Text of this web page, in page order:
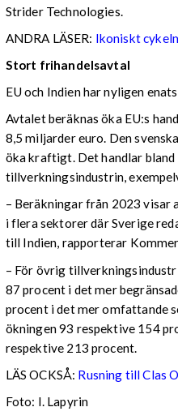
Strider Technologies.
ANDRA LÄSER: Ikoniskt
Stort frihandelsavtal
EU och Indien har nyligen
Avtalet beräknas öka EU:s
8,5 miljarder euro. Den
öka kraftigt. Det handlar
tillverkningsindustrin,
– Beräkningar från 2023 visar
i flera sektorer där Sverige
till Indien, rapporterar
– För övrig
87 procent i det mer
procent i det mer omfattande
ökningen 93 respektive 154
respektive 213 procent.
LÄS OCKSÅ: Rusning till Clas
Foto: I. Lapyrin